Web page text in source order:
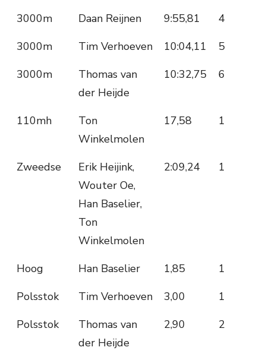
3000m
Daan Reijnen 9:55,81
4
3000m
Tim Verhoeven 10:04,11
5
3000m
Thomas van
der Heijde
10:32,75 6
110mh
Ton
Winkelmolen
17,58 1
Zweedse
Erik Heijink,
Wouter Oe,
Han Baselier,
Ton
Winkelmolen
2:09,24 1
Hoog Han Baselier 1,85
1
Polsstok
Tim Verhoeven 3,00
1
Polsstok
Thomas van
der Heijde
2,90 2